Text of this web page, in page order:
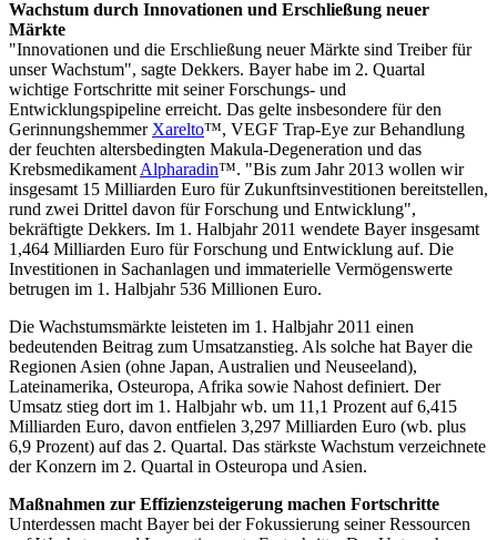
Wachstum durch Innovationen und Erschließung neuer
Märkte
"Innovationen und die Erschließung neuer Märkte sind Treiber für
unser Wachstum", sagte Dekkers. Bayer habe im 2. Quartal
wichtige Fortschritte mit seiner Forschungs- und
Entwicklungspipeline erreicht. Das gelte insbesondere für den
Gerinnungshemmer Xarelto™, VEGF Trap-Eye zur Behandlung
der feuchten altersbedingten Makula-Degeneration und das
Krebsmedikament Alpharadin™. "Bis zum Jahr 2013 wollen wir
insgesamt 15 Milliarden Euro für Zukunftsinvestitionen bereitstellen,
rund zwei Drittel davon für Forschung und Entwicklung",
bekräftigte Dekkers. Im 1. Halbjahr 2011 wendete Bayer insgesamt
1,464 Milliarden Euro für Forschung und Entwicklung auf. Die
Investitionen in Sachanlagen und immaterielle Vermögenswerte
betrugen im 1. Halbjahr 536 Millionen Euro.
Die Wachstumsmärkte leisteten im 1. Halbjahr 2011 einen
bedeutenden Beitrag zum Umsatzanstieg. Als solche hat Bayer die
Regionen Asien (ohne Japan, Australien und Neuseeland),
Lateinamerika, Osteuropa, Afrika sowie Nahost definiert. Der
Umsatz stieg dort im 1. Halbjahr wb. um 11,1 Prozent auf 6,415
Milliarden Euro, davon entfielen 3,297 Milliarden Euro (wb. plus
6,9 Prozent) auf das 2. Quartal. Das stärkste Wachstum verzeichnete
der Konzern im 2. Quartal in Osteuropa und Asien.
Maßnahmen zur Effizienzsteigerung machen Fortschritte
Unterdessen macht Bayer bei der Fokussierung seiner Ressourcen